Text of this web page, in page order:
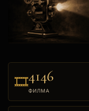
🎞4146
ФИЛМА